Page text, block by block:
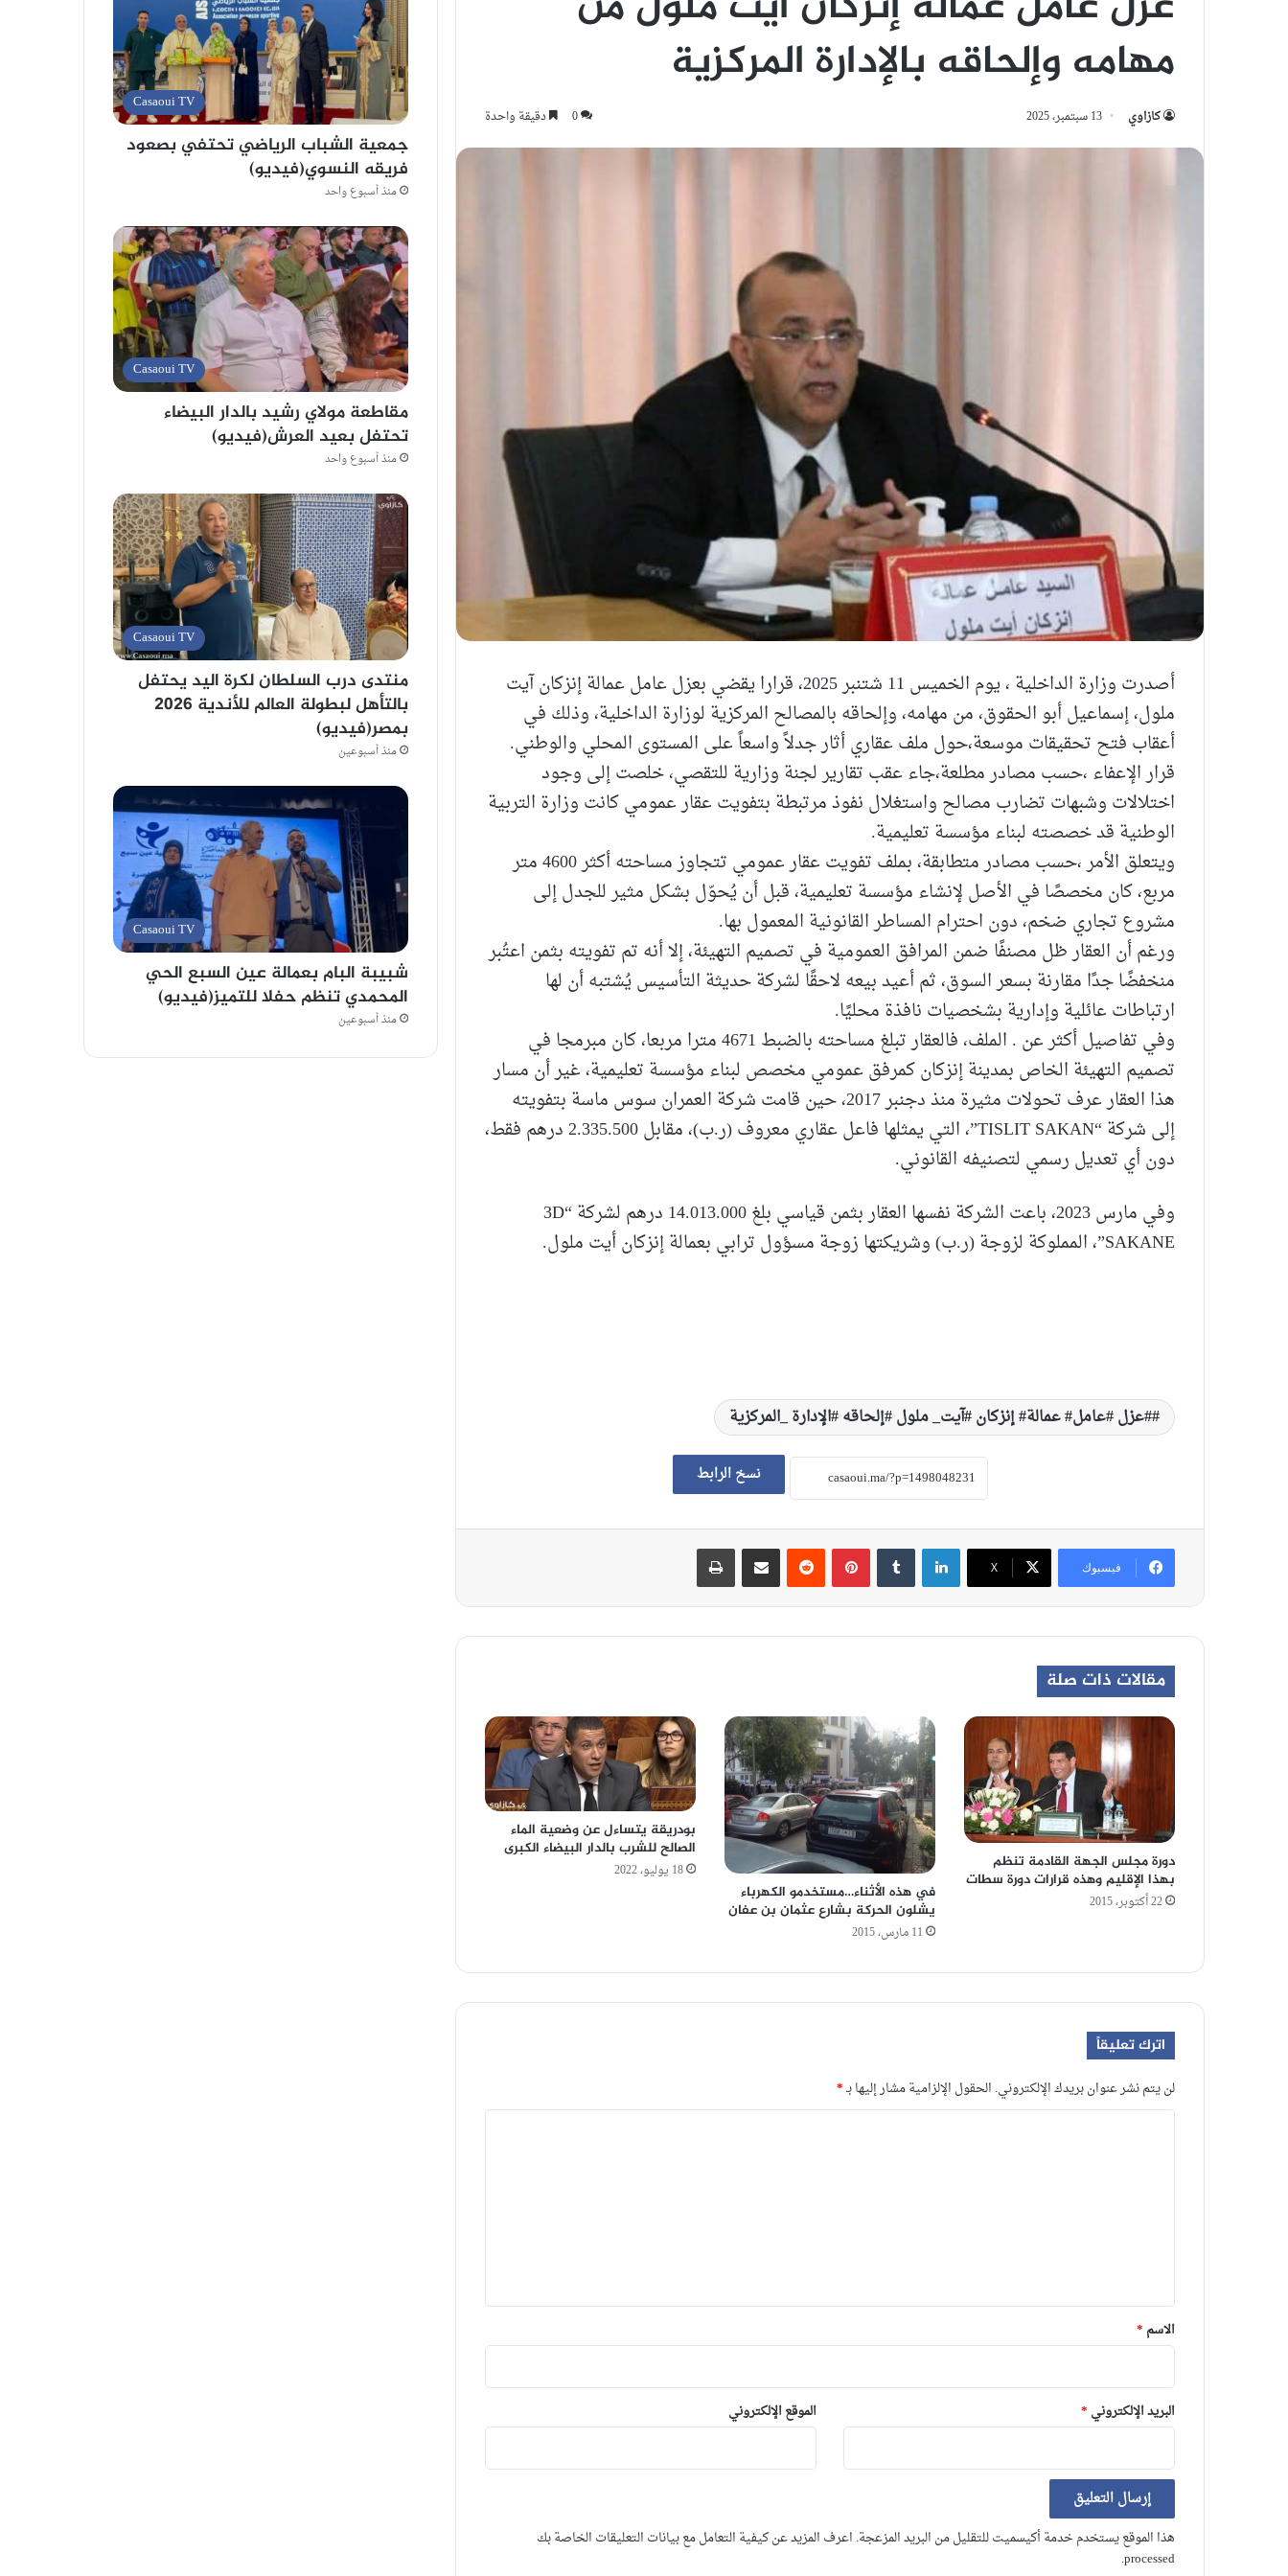
مهامه وإلحاقه بالإدارة المركزية
كازاوي 13 سبتمبر، 2025 0 دقيقة واحدة
أصدرت وزارة الداخلية ، يوم الخميس 11 شتنبر 2025، قرارا يقضي بعزل عامل عمالة إنزكان آيت
ملول، إسماعيل أبو الحقوق، من مهامه، وإلحاقه بالمصالح المركزية لوزارة الداخلية، وذلك في
أعقاب فتح تحقيقات موسعة،حول ملف عقاري أثار جدلاً واسعاً على المستوى المحلي والوطني.
قرار الإعفاء ،حسب مصادر مطلعة،جاء عقب تقارير لجنة وزارية للتقصي، خلصت إلى وجود
اختلالات وشبهات تضارب مصالح واستغلال نفوذ مرتبطة بتفويت عقار عمومي كانت وزارة التربية
الوطنية قد خصصته لبناء مؤسسة تعليمية.
ويتعلق الأمر ،حسب مصادر متطابقة، بملف تفويت عقار عمومي تتجاوز مساحته أكثر 4600 متر
مربع، كان مخصصًا في الأصل لإنشاء مؤسسة تعليمية، قبل أن يُحوّل بشكل مثير للجدل إلى
مشروع تجاري ضخم، دون احترام المساطر القانونية المعمول بها.
ورغم أن العقار ظل مصنفًا ضمن المرافق العمومية في تصميم التهيئة، إلا أنه تم تفويته بثمن اعتُبر
منخفضًا جدًا مقارنة بسعر السوق، ثم أعيد بيعه لاحقًا لشركة حديثة التأسيس يُشتبه أن لها
ارتباطات عائلية وإدارية بشخصيات نافذة محليًا.
وفي تفاصيل أكثر عن . الملف، فالعقار تبلغ مساحته بالضبط 4671 مترا مربعا، كان مبرمجا في
تصميم التهيئة الخاص بمدينة إنزكان كمرفق عمومي مخصص لبناء مؤسسة تعليمية، غير أن مسار
هذا العقار عرف تحولات مثيرة منذ دجنبر 2017، حين قامت شركة العمران سوس ماسة بتفويته
إلى شركة “TISLIT SAKAN”، التي يمثلها فاعل عقاري معروف (ر.ب)، مقابل 2.335.500 درهم فقط،
دون أي تعديل رسمي لتصنيفه القانوني.
وفي مارس 2023، باعت الشركة نفسها العقار بثمن قياسي بلغ 14.013.000 درهم لشركة “3D
SAKANE”، المملوكة لزوجة (ر.ب) وشريكتها زوجة مسؤول ترابي بعمالة إنزكان أيت ملول.
#عزل #عامل# عمالة# إنزكان #آيت_ ملول #إلحاقه #الإدارة _المركزية
نسخ الرابط
فيسبوك ‫X
لينكدإن بينتيريست
مقالات ذات صلة
دورة مجلس الجهة القادمة تنظم
بهذا الإقليم وهذه قرارات دورة سطات
22 أكتوبر، 2015
في هذه الأثناء…مستخدمو الكهرباء
يشلون الحركة بشارع عثمان بن عفان
11 مارس، 2015
بودريقة يتساءل عن وضعية الماء
الصالح للشرب بالدار البيضاء الكبرى
18 يوليو، 2022
اترك تعليقاً
لن يتم نشر عنوان بريدك الإلكتروني. الحقول الإلزامية مشار إليها بـ*
*
الاسم *
البريد الإلكتروني * الموقع الإلكتروني
هذا الموقع يستخدم خدمة أكيسميت للتقليل من البريد المزعجة. اعرف المزيد عن كيفية التعامل مع بيانات التعليقات الخاصة بك
processed
.
Casaoui TV
جمعية الشباب الرياضي تحتفي بصعود
فريقه النسوي(فيديو)
منذ أسبوع واحد
Casaoui TV
مقاطعة مولاي رشيد بالدار البيضاء
تحتفل بعيد العرش(فيديو)
منذ أسبوع واحد
Casaoui TV
منتدى درب السلطان لكرة اليد يحتفل
بالتأهل لبطولة العالم للأندية 2026
بمصر(فيديو)
منذ أسبوعين
Casaoui TV
شبيبة البام بعمالة عين السبع الحي
المحمدي تنظم حفلا للتميز(فيديو)
منذ أسبوعين